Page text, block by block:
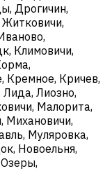
Дрогичин,
Климовичи,
Кремное, Кричев,
Лиозно,
Малорита,
Михановичи,
Муляровка,
Новоельня,